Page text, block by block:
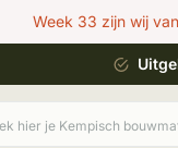
Week 33 zijn wij